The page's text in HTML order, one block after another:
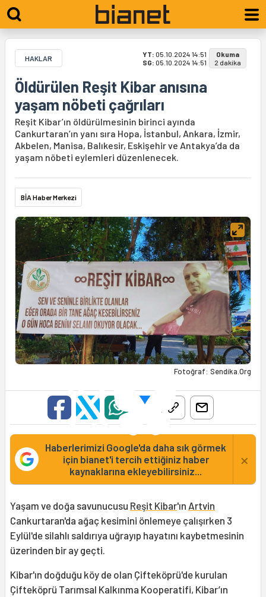
HAKLAR YT: 05.10.2024 14:51
SG: 05.10.2024 14:51
Okuma
2 dakika
Öldürülen Reşit Kibar anısına
yaşam nöbeti çağrıları
Reşit Kibar’ın öldürülmesinin birinci ayında
Cankurtaran’ın yanı sıra Hopa, İstanbul, Ankara, İzmir,
Akbelen, Manisa, Balıkesir, Eskişehir ve Antakya’da da
yaşam nöbeti eylemleri düzenlenecek.
BİA Haber Merkezi
Fotoğraf: Sendika.Org
Haberlerimizi Google'da daha sık görmek
için bianet'i tercih ettiğiniz haber
kaynaklarına ekleyebilirsiniz...
×
Yaşam ve doğa savunucusu Reşit Kibar'ın Artvin
Cankurtaran'da ağaç kesimini önlemeye çalışırken 3
Eylül'de silahlı saldırıya uğrayıp hayatını kaybetmesinin
üzerinden bir ay geçti.
Kibar'ın doğduğu köy de olan Çifteköprü'de kurulan
Çifteköprü Tarımsal Kalkınma Kooperatifi, Kibar’ın